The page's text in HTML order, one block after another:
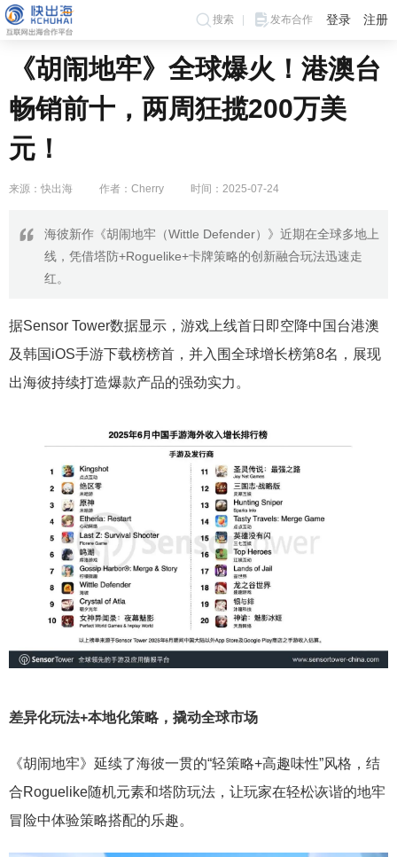
搜索 发布合作 登录 注册
《胡闹地牢》全球爆火！港澳台
畅销前十，两周狂揽200万美
元！
来源：快出海 作者：Cherry 时间：2025-07-24
海彼新作《胡闹地牢（Wittle Defender）》近期在全球多地上
线，凭借塔防+Roguelike+卡牌策略的创新融合玩法迅速走
红。
据Sensor Tower数据显示，游戏上线首日即空降中国台港澳
及韩国iOS手游下载榜榜首，并入围全球增长榜第8名，展现
出海彼持续打造爆款产品的强劲实力。
差异化玩法+本地化策略，撬动全球市场
《胡闹地牢》延续了海彼一贯的“轻策略+高趣味性”风格，结
合Roguelike随机元素和塔防玩法，让玩家在轻松诙谐的地牢
冒险中体验策略搭配的乐趣。